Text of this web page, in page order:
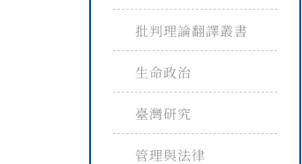
批判理論翻譯叢書
生命政治
臺灣研究
管理與法律